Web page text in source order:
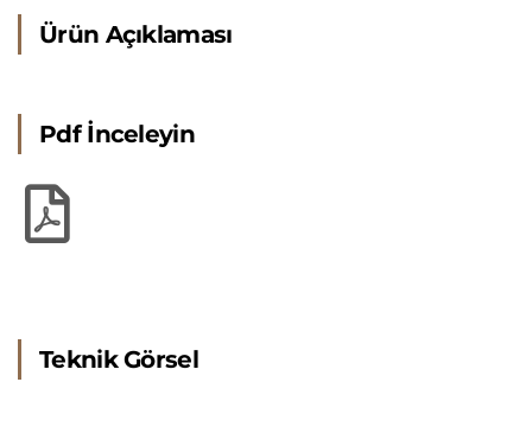
Ürün Açıklaması
Pdf İnceleyin
Teknik Görsel